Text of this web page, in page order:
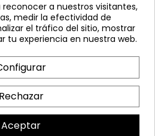
reconocer a nuestros visitantes,
medir la efectividad de
el tráfico del sitio, mostrar
tu experiencia en nuestra web.
Rechazar
Aceptar